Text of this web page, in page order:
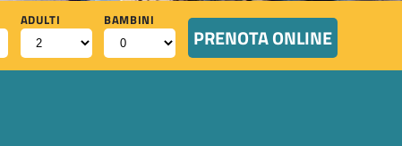
ADULTI BAMBINI
PRENOTA ONLINE